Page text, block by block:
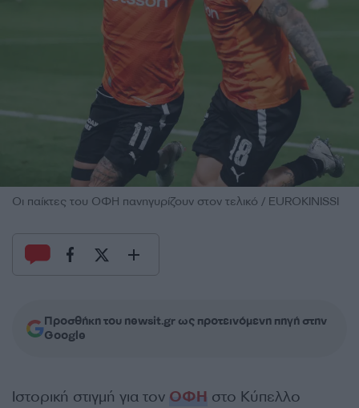
Οι παίκτες του ΟΦΗ πανηγυρίζουν στον τελικό / EUROKINISSI
Προσθήκη του newsit.gr ως προτεινόμενη πηγή στην
Google
Ιστορική στιγμή για τον ΟΦΗ στο Κύπελλο